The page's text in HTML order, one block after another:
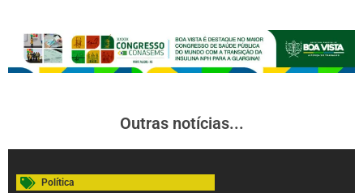
Outras notícias...
Política